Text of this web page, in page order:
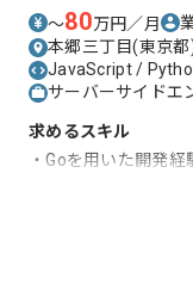
〜80万円／月
本郷三丁目(東京
JavaScript /
サーバーサイドエ
求めるスキル
・Goを用いた開発経